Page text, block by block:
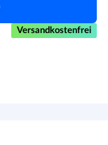
Versandkostenfrei